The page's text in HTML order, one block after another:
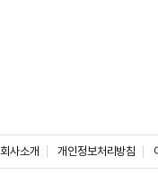
게시한 문자, 부호, 음향,
및 각종 파일과 링크, 댓글
4) 기타
-가입횟수 제한, 분쟁조정을
회사소개 개인정보처리방침